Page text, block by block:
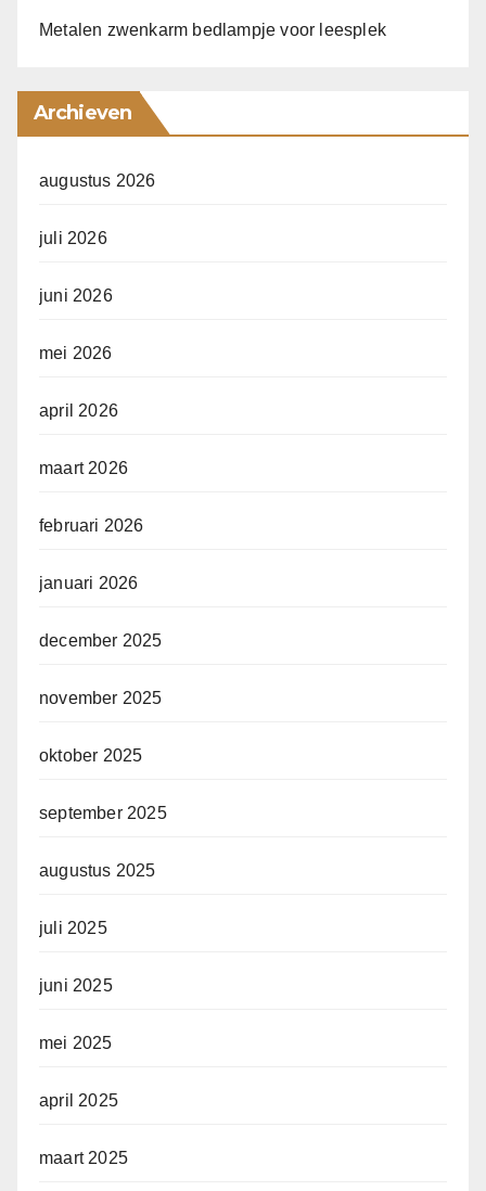
Metalen zwenkarm bedlampje voor leesplek
Archieven
augustus 2026
juli 2026
juni 2026
mei 2026
april 2026
maart 2026
februari 2026
januari 2026
december 2025
november 2025
oktober 2025
september 2025
augustus 2025
juli 2025
juni 2025
mei 2025
april 2025
maart 2025